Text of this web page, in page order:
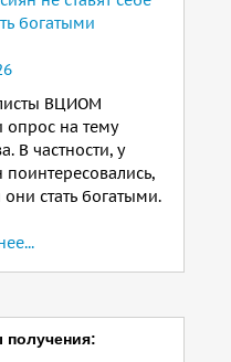
богатыми
ВЦИОМ
опрос на тему
В частности, у
поинтересовались,
они стать богатыми.